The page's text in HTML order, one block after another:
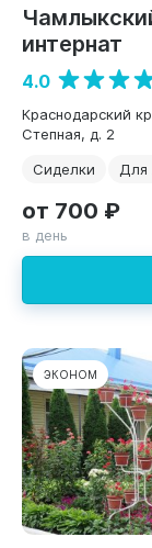
интернат
4.0
Краснодарский
Степная, д. 2
Сиделки
Для
от 700 ₽
в день
ЭКОНОМ